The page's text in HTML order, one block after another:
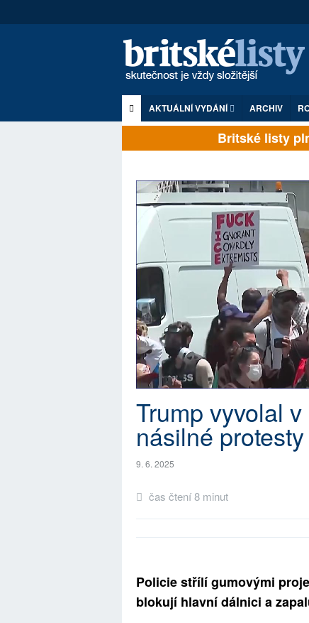
AKTUÁLNÍ VYDÁNÍ ARCHIV
Britské listy
Trump vyvolal
násilné protesty
9. 6. 2025
čas čtení 8 minut
Policie střílí gumovými
blokují hlavní dálnici a